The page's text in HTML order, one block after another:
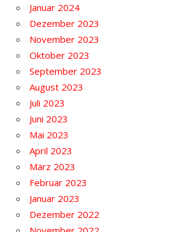
Januar 2024
Dezember 2023
November 2023
Oktober 2023
September 2023
August 2023
Juli 2023
Juni 2023
Mai 2023
April 2023
März 2023
Februar 2023
Januar 2023
Dezember 2022